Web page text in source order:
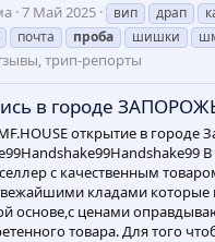
7 Май 2025 вип драп
почта проба шишки
трип-репорты
в городе
открытие в городе
с качественным
кладами которые
основе,с ценами
товара. Для того